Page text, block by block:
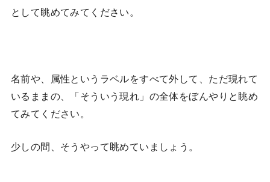
として眺めてみてください。
名前や、属性というラベルをすべて外して、ただ現れて
いるままの、「そういう現れ」の全体をぼんやりと眺め
てみてください。
少しの間、そうやって眺めていましょう。